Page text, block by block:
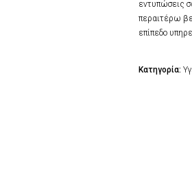
εντυπώσεις
περαιτέρω
επίπεδο
Κατηγορία: